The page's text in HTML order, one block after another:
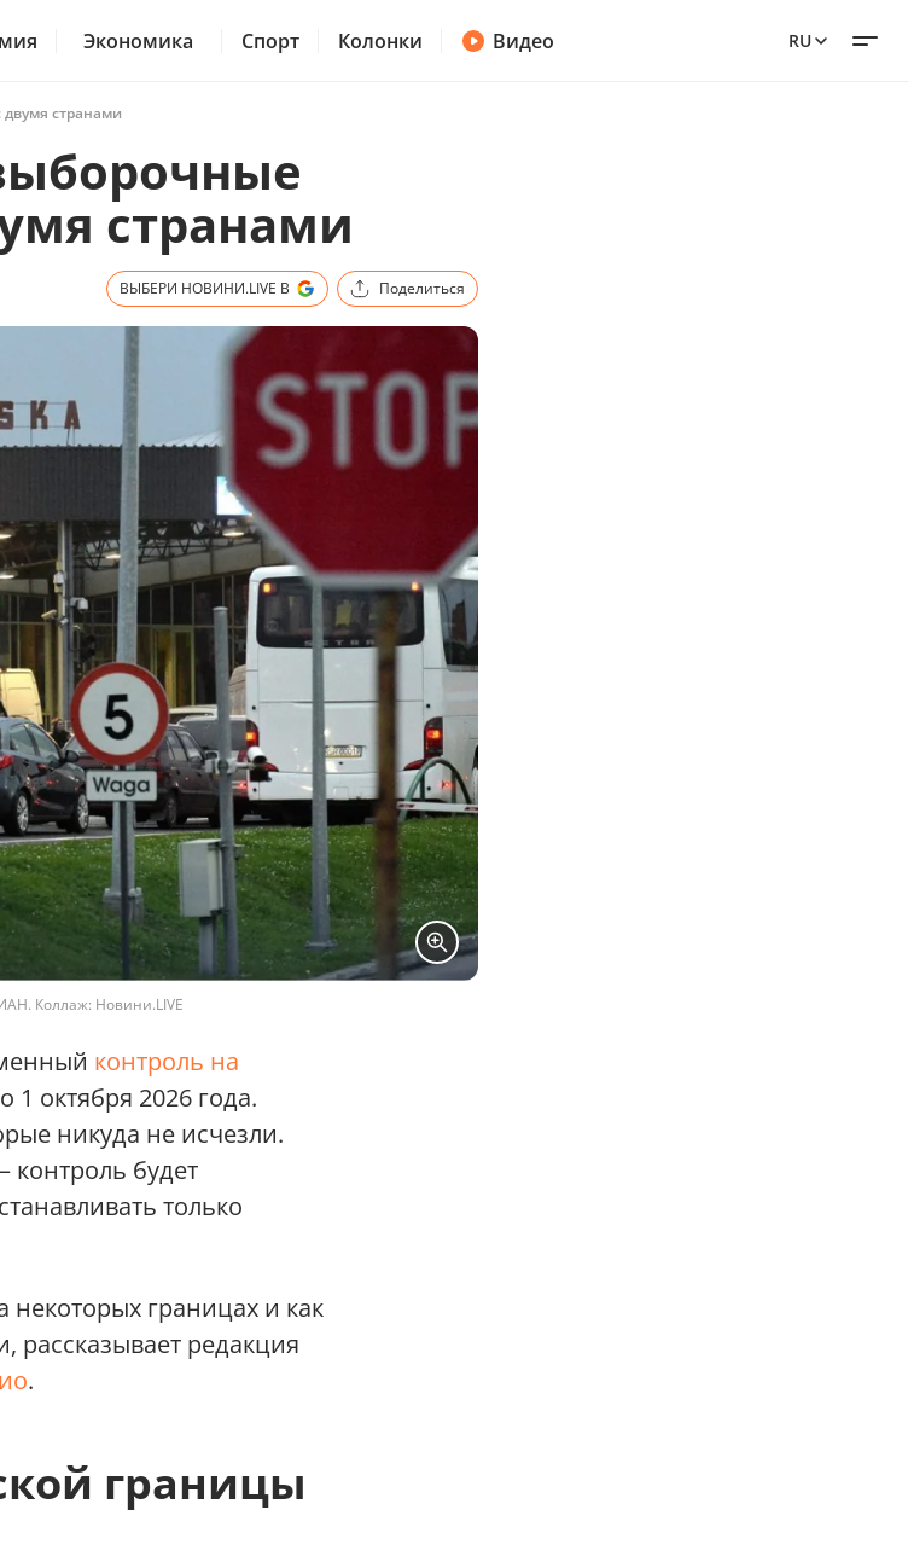
Экономика Спорт Колонки Видео RU
странами
странами
ВЫБЕРИ НОВИНИ.LIVE В Поделиться
Коллаж: Новини.LIVE
контроль на
октября 2026 года.
никуда не исчезли.
будет
только
границах и как
рассказывает редакция
.
границы